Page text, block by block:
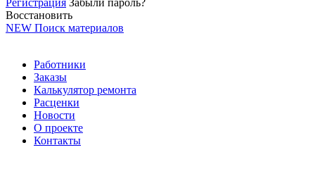
Регистрация Забыли пароль?
Восстановить
NEW Поиск материалов
Работники
Заказы
Калькулятор ремонта
Расценки
Новости
О проекте
Контакты